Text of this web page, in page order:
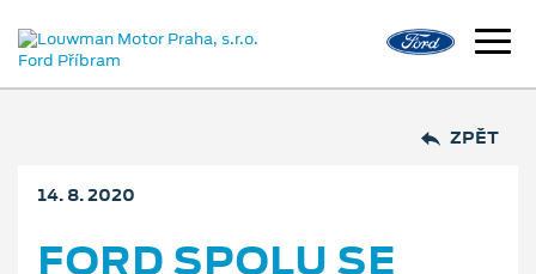
ZPĚT
14. 8. 2020
FORD SPOLU SE